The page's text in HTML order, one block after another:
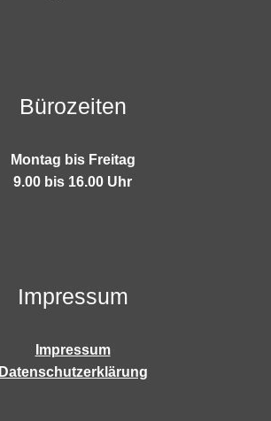
Bürozeiten
Montag bis Freitag
9.00 bis 16.00 Uhr
Impressum
Impressum
Datenschutzerklärung